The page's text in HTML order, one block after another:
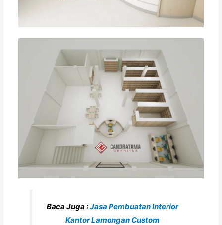
Baca Juga :Jasa Pembuatan Interior
Kantor Lamongan Custom